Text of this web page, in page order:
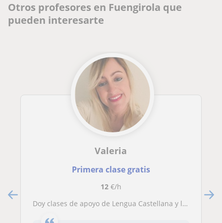
Otros profesores en Fuengirola que
pueden interesarte
Valeria
Primera clase gratis
12€/h
Doy clases de apoyo de Lengua Castellana y literatura para niños de primaria